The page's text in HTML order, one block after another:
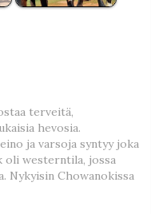
terveitä,
hevosia.
ja varsoja syntyy joka
oli westerntila, jossa
Nykyisin Chowanokissa